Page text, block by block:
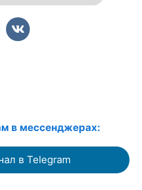
в мессенджерах:
в Telegram